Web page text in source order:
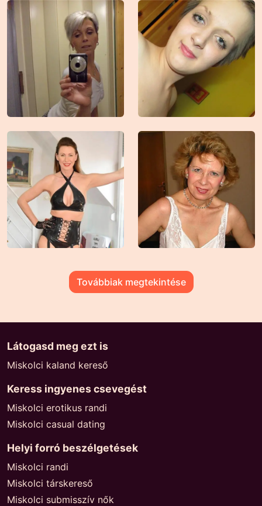
Továbbiak megtekintése
Látogasd meg ezt is
Miskolci kaland kereső
Keress ingyenes csevegést
Miskolci erotikus randi
Miskolci casual dating
Helyi forró beszélgetések
Miskolci randi
Miskolci társkereső
Miskolci submisszív nők